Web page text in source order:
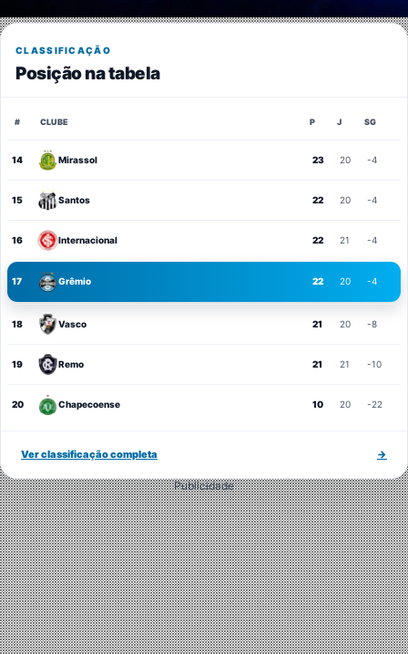
CLASSIFICAÇÃO
Posição na tabela
# CLUBE P J SG
14 Mirassol 23 20 -4
15 Santos 22 20 -4
16 Internacional 22 21 -4
17 Grêmio 22 20 -4
18 Vasco 21 20 -8
19 Remo 21 21 -10
20 Chapecoense 10 20 -22
Ver classificação completa →
Publicidade